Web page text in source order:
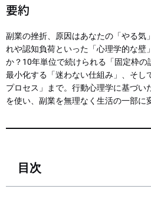
要約
副業の挫折、原因はあなたの「やる気
れや認知負荷といった「心理学的な壁
か？10年単位で続けられる「固定枠の
最小化する「迷わない仕組み」、そし
プロセス」まで。行動心理学に基づい
を使い、副業を無理なく生活の一部に
目次